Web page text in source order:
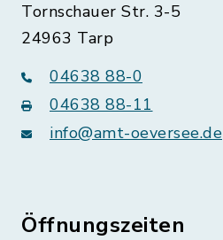
Tornschauer Str. 3-5
24963 Tarp
04638 88-0
04638 88-11
info@amt-oeversee.de
Öffnungszeiten